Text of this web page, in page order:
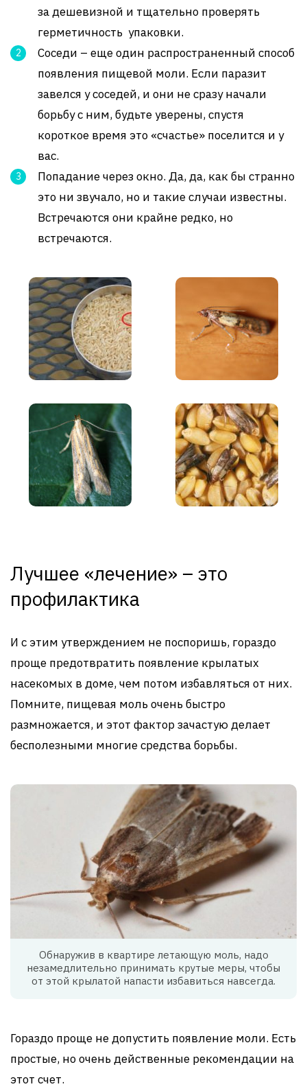
за дешевизной и тщательно проверять
герметичность упаковки.
Соседи – еще один распространенный способ
появления пищевой моли. Если паразит
завелся у соседей, и они не сразу начали
борьбу с ним, будьте уверены, спустя
короткое время это «счастье» поселится и у
вас.
Попадание через окно. Да, да, как бы странно
это ни звучало, но и такие случаи известны.
Встречаются они крайне редко, но
встречаются.
Лучшее «лечение» – это
профилактика
И с этим утверждением не поспоришь, гораздо
проще предотвратить появление крылатых
насекомых в доме, чем потом избавляться от них.
Помните, пищевая моль очень быстро
размножается, и этот фактор зачастую делает
бесполезными многие средства борьбы.
Обнаружив в квартире летающую моль, надо
незамедлительно принимать крутые меры, чтобы
от этой крылатой напасти избавиться навсегда.
Гораздо проще не допустить появление моли. Есть
простые, но очень действенные рекомендации на
этот счет.